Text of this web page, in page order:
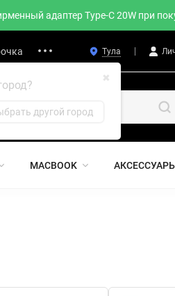
адаптер Type-C 20W при
Тула
✖
другой город
MACBOOK